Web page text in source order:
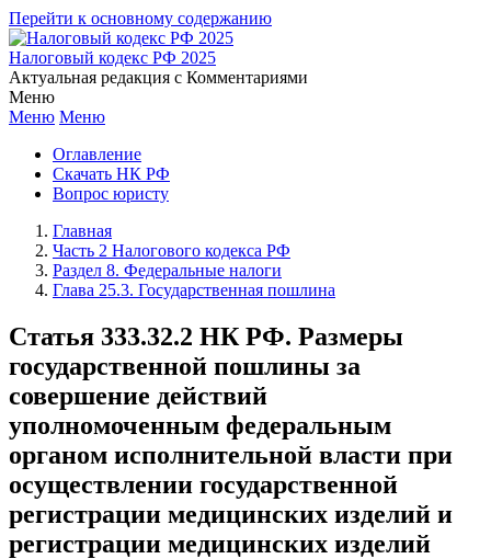
Перейти к основному содержанию
Налоговый кодекс РФ 2025
Актуальная редакция с Комментариями
Меню
Меню Меню
Оглавление
Скачать НК РФ
Вопрос юристу
Главная
Часть 2 Налогового кодекса РФ
Раздел 8. Федеральные налоги
Глава 25.3. Государственная пошлина
Статья 333.32.2 НК РФ. Размеры
государственной пошлины за
совершение действий
уполномоченным федеральным
органом исполнительной власти при
осуществлении государственной
регистрации медицинских изделий и
регистрации медицинских изделий